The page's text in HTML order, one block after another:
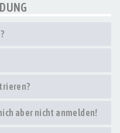
aber nicht anmelden!